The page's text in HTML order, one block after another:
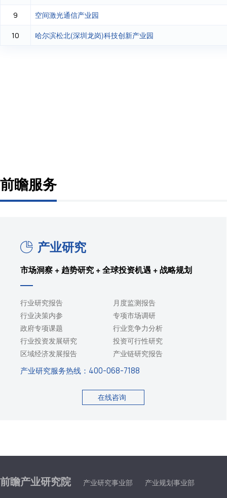
9 空间激光通信产业园
10 哈尔滨松北(深圳龙岗)科技创新产业园
前瞻服务
产业研究
市场洞察 + 趋势研究 + 全球投资机遇 + 战略规划
行业研究报告
月度监测报告
行业决策内参
专项市场调研
政府专项课题
行业竞争力分析
行业投资发展研究
投资可行性研究
区域经济发展报告
产业链研究报告
产业研究服务热线： 400-068-7188
在线咨询
前瞻产业研究院 产业研究事业部 产业规划事业部